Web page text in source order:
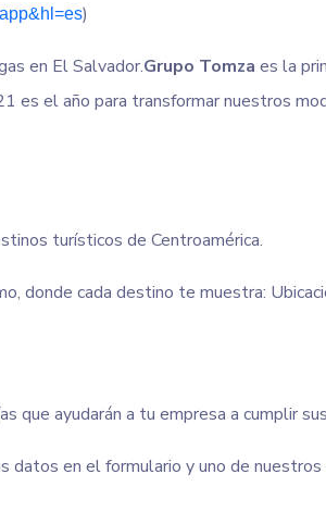
)
en El Salvador.Grupo Tomza es la
es el año para transformar nuestros
turísticos de Centroamérica.
donde cada destino te muestra:
que ayudarán a tu empresa a cumplir
en el formulario y uno de